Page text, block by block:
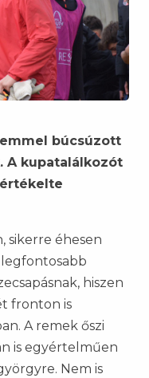
búcsúzott
A kupatalálkozót
sikerre éhesen
hiszen
fronton is
A remek őszi
is egyértelműen
Nem is